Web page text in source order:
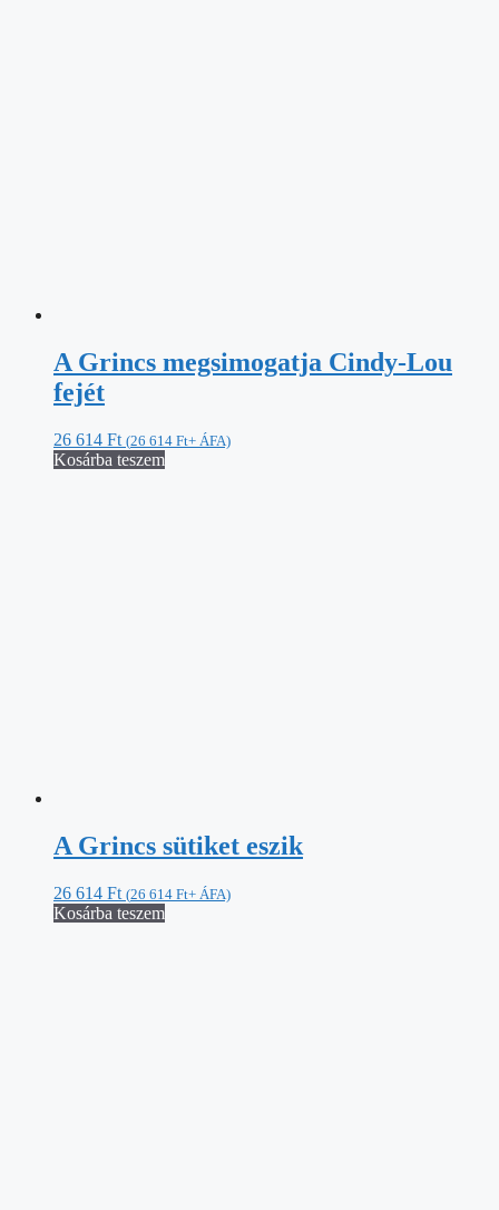
A Grincs megsimogatja Cindy-Lou
fejét
26 614 Ft (26 614 Ft+ ÁFA)
Kosárba teszem
A Grincs sütiket eszik
26 614 Ft (26 614 Ft+ ÁFA)
Kosárba teszem